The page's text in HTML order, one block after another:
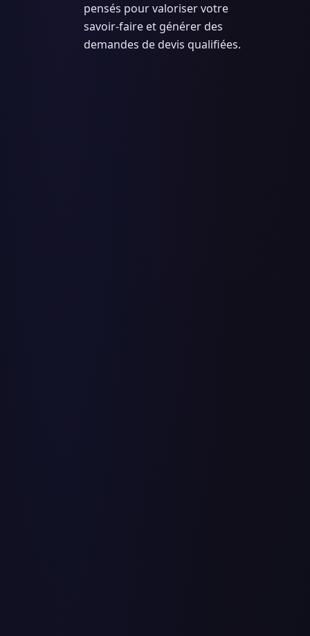
pensés pour valoriser votre
savoir-faire et générer des
demandes de devis qualifiées.